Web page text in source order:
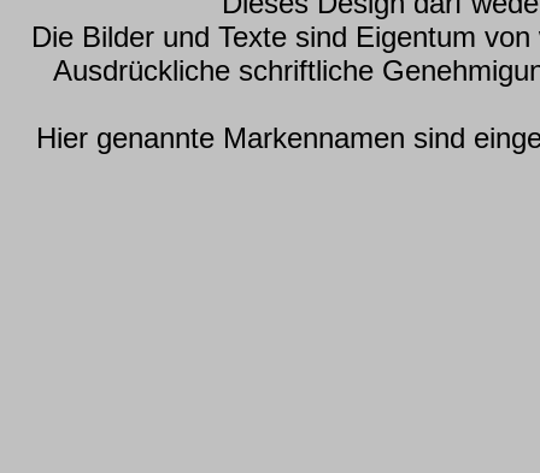
Die Bilder und Texte sind Eigentum
Ausdrückliche schriftliche
Hier genannte Markennamen sind